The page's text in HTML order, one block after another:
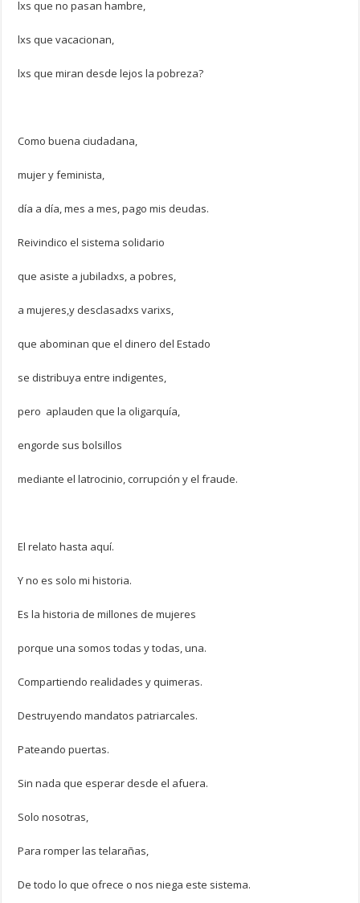
lxs que no pasan hambre,
lxs que vacacionan,
lxs que miran desde lejos la pobreza?
Como buena ciudadana,
mujer y feminista,
día a día, mes a mes, pago mis deudas.
Reivindico el sistema solidario
que asiste a jubiladxs, a pobres,
a mujeres,y desclasadxs varixs,
que abominan que el dinero del Estado
se distribuya entre indigentes,
pero aplauden que la oligarquía,
engorde sus bolsillos
mediante el latrocinio, corrupción y el fraude.
El relato hasta aquí.
Y no es solo mi historia.
Es la historia de millones de mujeres
porque una somos todas y todas, una.
Compartiendo realidades y quimeras.
Destruyendo mandatos patriarcales.
Pateando puertas.
Sin nada que esperar desde el afuera.
Solo nosotras,
Para romper las telarañas,
De todo lo que ofrece o nos niega este sistema.